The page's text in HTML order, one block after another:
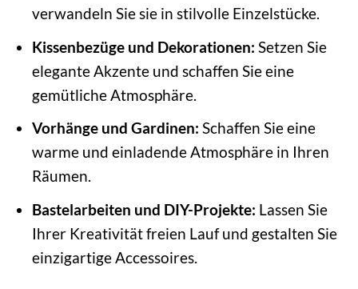
verwandeln Sie sie in stilvolle Einzelstücke.
Kissenbezüge und Dekorationen: Setzen Sie
elegante Akzente und schaffen Sie eine
gemütliche Atmosphäre.
Vorhänge und Gardinen: Schaffen Sie eine
warme und einladende Atmosphäre in Ihren
Räumen.
Bastelarbeiten und DIY-Projekte: Lassen Sie
Ihrer Kreativität freien Lauf und gestalten Sie
einzigartige Accessoires.